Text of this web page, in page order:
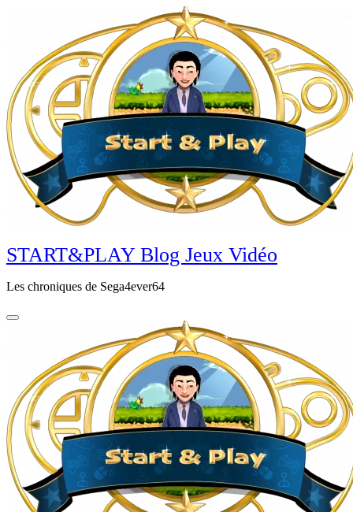
principal
START&PLAY Blog Jeux Vidéo
Les chroniques de Sega4ever64